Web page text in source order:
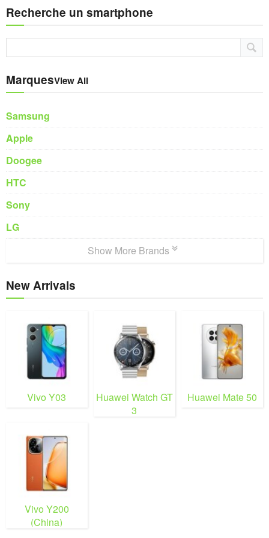
Recherche un smartphone
MarquesView All
Samsung
Apple
Doogee
HTC
Sony
LG
Show More Brands
New Arrivals
Vivo Y03
Huawei Watch GT
3
Huawei Mate 50
Vivo Y200
(China)